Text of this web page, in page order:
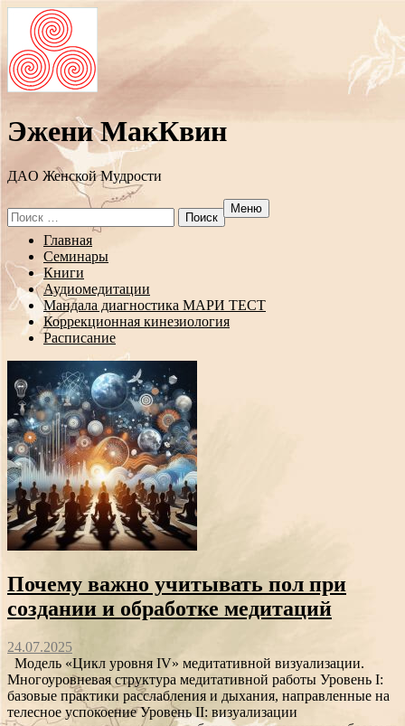
Эжени МакКвин
ДAO Женской Мудрости
Search
for:
Меню
Перейти
содержанию
Главная
Семинары
Книги
Аудиомедитации
Мандала диагностика МАРИ ТЕСТ
Коррекционная кинезиология
Расписание
Почему важно учитывать пол при
создании и обработке медитаций
24.07.2025
Модель «Цикл уровня IV» медитативной визуализации.
Многоуровневая структура медитативной работы Уровень I:
базовые практики расслабления и дыхания, направленные на
телесное успокоение Уровень II: визуализации